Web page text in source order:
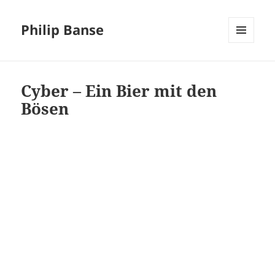
Philip Banse
Cyber – Ein Bier mit den
Bösen